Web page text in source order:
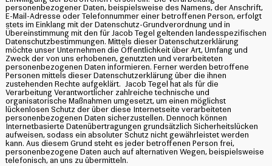
personenbezogener Daten, beispielsweise des Namens, der Anschrift,
E-Mail-Adresse oder Telefonnummer einer betroffenen Person, erfolgt
stets im Einklang mit der Datenschutz-Grundverordnung und in
Übereinstimmung mit den für Jacob Tegel geltenden landesspezifischen
Datenschutzbestimmungen. Mittels dieser Datenschutzerklärung
möchte unser Unternehmen die Öffentlichkeit über Art, Umfang und
Zweck der von uns erhobenen, genutzten und verarbeiteten
personenbezogenen Daten informieren. Ferner werden betroffene
Personen mittels dieser Datenschutzerklärung über die ihnen
zustehenden Rechte aufgeklärt. Jacob Tegel hat als für die
Verarbeitung Verantwortlicher zahlreiche technische und
organisatorische Maßnahmen umgesetzt, um einen möglichst
lückenlosen Schutz der über diese Internetseite verarbeiteten
personenbezogenen Daten sicherzustellen. Dennoch können
Internetbasierte Datenübertragungen grundsätzlich Sicherheitslücken
aufweisen, sodass ein absoluter Schutz nicht gewährleistet werden
kann. Aus diesem Grund steht es jeder betroffenen Person frei,
personenbezogene Daten auch auf alternativen Wegen, beispielsweise
telefonisch, an uns zu übermitteln.